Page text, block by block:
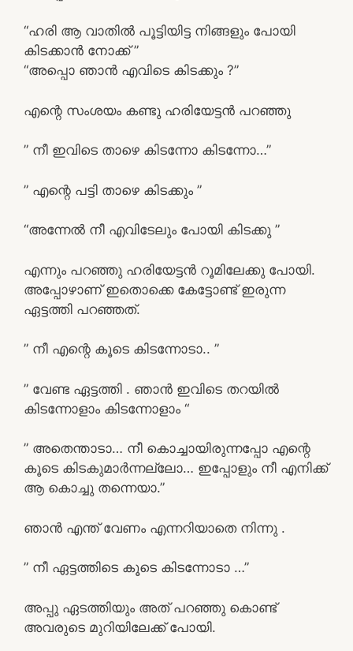
“ഹരി ആ വാതിൽ പൂട്ടിയിട്ട നിങ്ങളും പോയി
കിടക്കാൻ നോക്ക് ”
“അപ്പൊ ഞാൻ എവിടെ കിടക്കും ?”
എന്റെ സംശയം കണ്ടു ഹരിയേട്ടൻ പറഞ്ഞു
” നീ ഇവിടെ താഴെ കിടന്നോ കിടന്നോ…”
” എന്റെ പട്ടി താഴെ കിടക്കും ”
“അന്നേൽ നീ എവിടേലും പോയി കിടക്കു ”
എന്നും പറഞ്ഞു ഹരിയേട്ടൻ റൂമിലേക്കു പോയി.
അപ്പോഴാണ് ഇതൊക്കെ കേട്ടോണ്ട് ഇരുന്ന
ഏട്ടത്തി പറഞ്ഞത്.
” നീ എന്റെ കൂടെ കിടന്നോടാ.. ”
” വേണ്ട ഏട്ടത്തി . ഞാൻ ഇവിടെ തറയിൽ
കിടന്നോളാം കിടന്നോളാം “
” അതെന്താടാ… നീ കൊച്ചായിരുന്നപ്പോ എന്റെ
കൂടെ കിടകുമാർന്നല്ലോ… ഇപ്പോളും നീ എനിക്ക്
ആ കൊച്ചു തന്നെയാ.”
ഞാൻ എന്ത് വേണം എന്നറിയാതെ നിന്നു .
” നീ ഏട്ടത്തിടെ കൂടെ കിടന്നോടാ …”
അപ്പു ഏടത്തിയും അത് പറഞ്ഞു കൊണ്ട്
അവരുടെ മുറിയിലേക്ക് പോയി.